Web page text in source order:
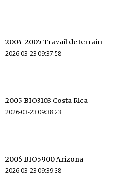
2004-2005 Travail de terrain
2026-03-23 09:37:58
2005 BIO3103 Costa Rica
2026-03-23 09:38:23
2006 BIO5900 Arizona
2026-03-23 09:39:38